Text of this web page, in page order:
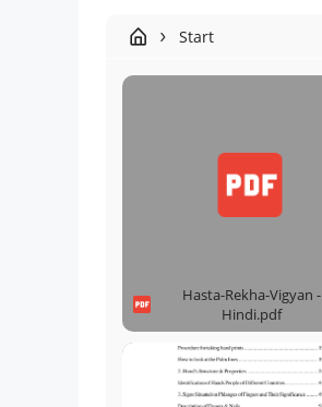
Start
Hasta-Rekha-Vigyan -
Hindi.pdf